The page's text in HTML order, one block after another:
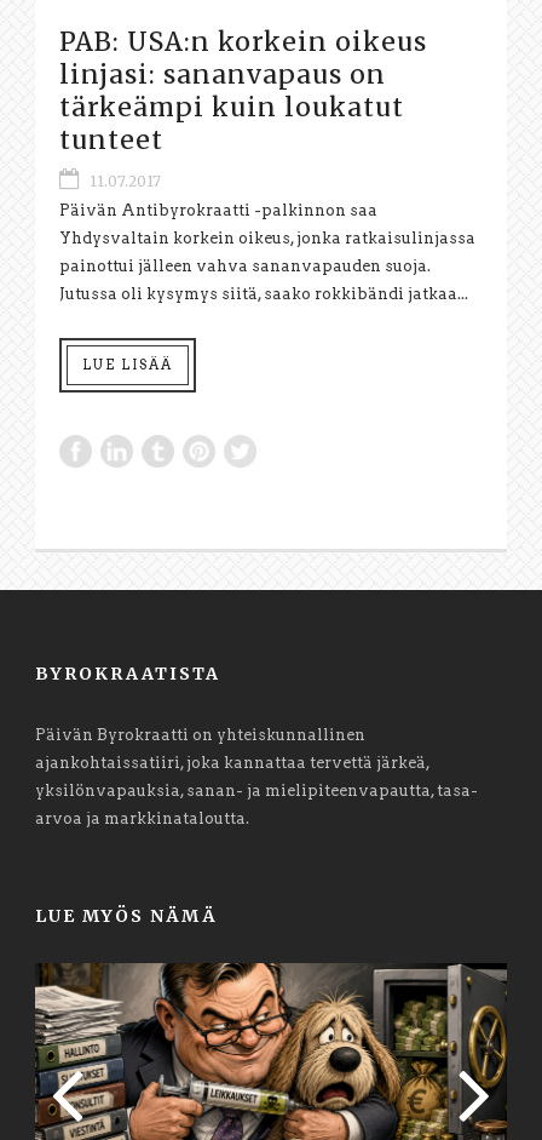
PAB: USA:n korkein oikeus
linjasi: sananvapaus on
tärkeämpi kuin loukatut
tunteet
11.07.2017
Päivän Antibyrokraatti -palkinnon saa
Yhdysvaltain korkein oikeus, jonka ratkaisulinjassa
painottui jälleen vahva sananvapauden suoja.
Jutussa oli kysymys siitä, saako rokkibändi jatkaa...
LUE LISÄÄ
BYROKRAATISTA
Päivän Byrokraatti on yhteiskunnallinen
ajankohtaissatiiri, joka kannattaa tervettä järkeä,
yksilönvapauksia, sanan- ja mielipiteenvapautta, tasa-
arvoa ja markkinataloutta.
LUE MYÖS NÄMÄ